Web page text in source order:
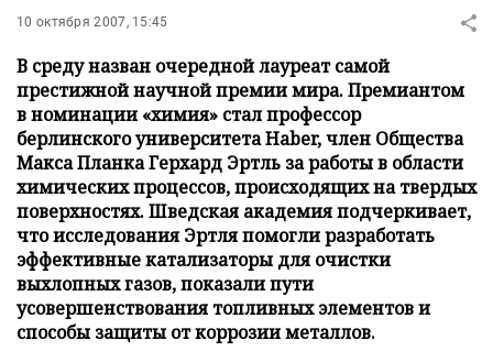
10 октября 2007, 15:45
В среду назван очередной лауреат самой
престижной научной премии мира. Премиантом
в номинации «химия» стал профессор
берлинского университета Haber, член Общества
Макса Планка Герхард Эртль за работы в области
химических процессов, происходящих на твердых
поверхностях. Шведская академия подчеркивает,
что исследования Эртля помогли разработать
эффективные катализаторы для очистки
выхлопных газов, показали пути
усовершенствования топливных элементов и
способы защиты от коррозии металлов.